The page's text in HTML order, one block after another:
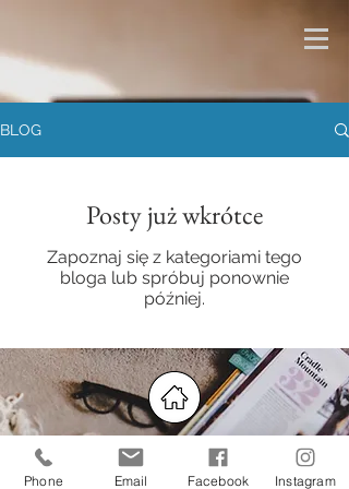
BLOG
Posty już wkrótce
Zapoznaj się z kategoriami tego
bloga lub spróbuj ponownie
później.
@2026 created by
Connected_Dots_Photography
Phone Email Facebook Instagram